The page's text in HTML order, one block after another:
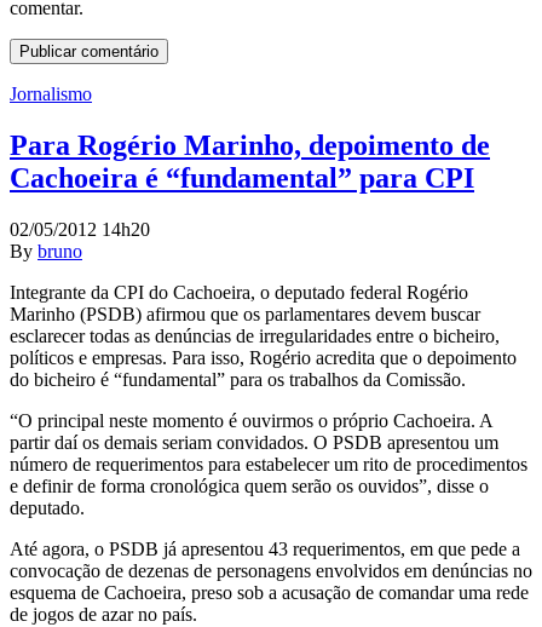
comentar.
Jornalismo
Para Rogério Marinho, depoimento de
Cachoeira é “fundamental” para CPI
02/05/2012 14h20
By bruno
Integrante da CPI do Cachoeira, o deputado federal Rogério
Marinho (PSDB) afirmou que os parlamentares devem buscar
esclarecer todas as denúncias de irregularidades entre o bicheiro,
políticos e empresas. Para isso, Rogério acredita que o depoimento
do bicheiro é “fundamental” para os trabalhos da Comissão.
“O principal neste momento é ouvirmos o próprio Cachoeira. A
partir daí os demais seriam convidados. O PSDB apresentou um
número de requerimentos para estabelecer um rito de procedimentos
e definir de forma cronológica quem serão os ouvidos”, disse o
deputado.
Até agora, o PSDB já apresentou 43 requerimentos, em que pede a
convocação de dezenas de personagens envolvidos em denúncias no
esquema de Cachoeira, preso sob a acusação de comandar uma rede
de jogos de azar no país.